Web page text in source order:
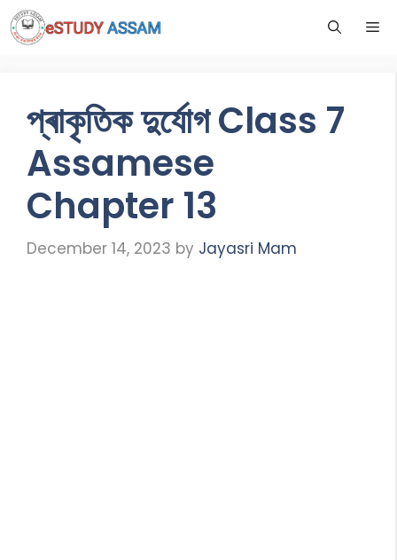
প্ৰাকৃতিক দুৰ্যোগ Class 7
Assamese
Chapter 13
December 14, 2023 by Jayasri Mam